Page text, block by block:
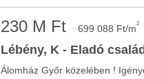
230 M Ft 699 088 Ft/m2
Lébény, K - Eladó
Álomház Győr közelében !